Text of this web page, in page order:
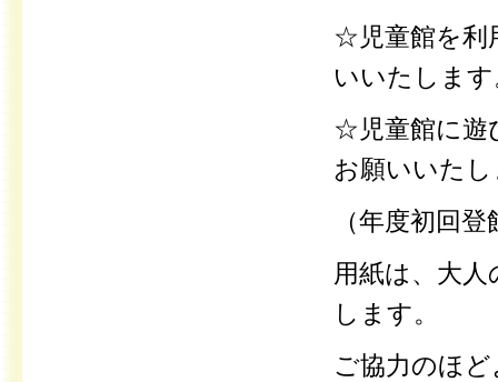
☆児童館を利
いいたしま
☆児童館に遊
お願いいた
（年度初回
用紙は、 大人
します。
ご協力のほ